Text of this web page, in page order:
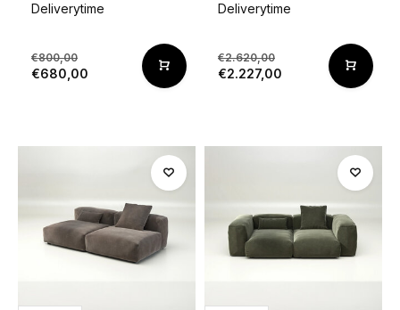
Deliverytime
€800,00
€680,00
Deliverytime
€2.620,00
€2.227,00